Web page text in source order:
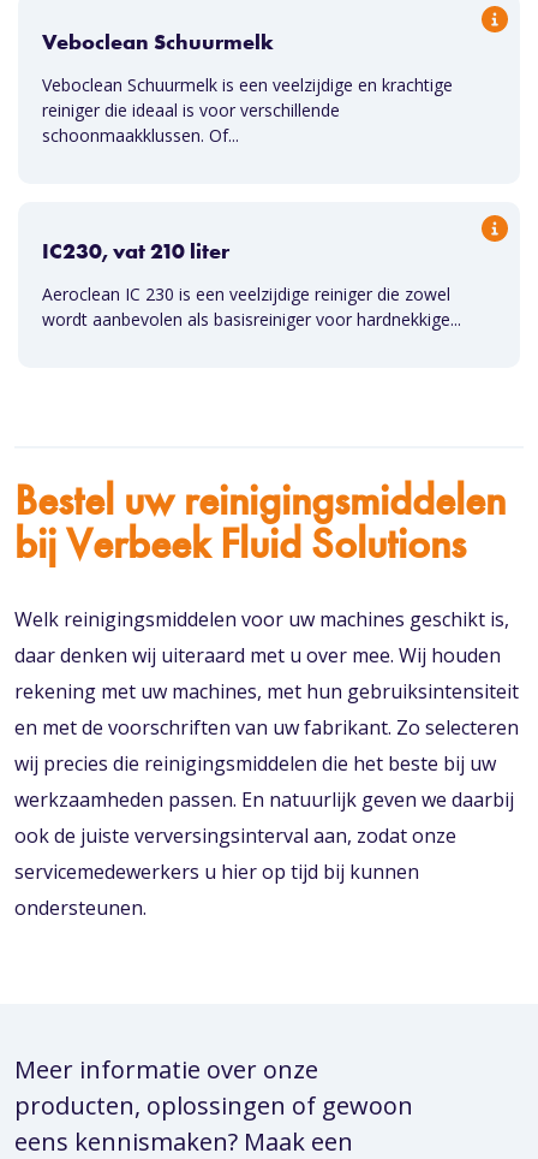
Veboclean Schuurmelk
Veboclean Schuurmelk is een veelzijdige en krachtige
reiniger die ideaal is voor verschillende
schoonmaakklussen. Of...
IC230, vat 210 liter
Aeroclean IC 230 is een veelzijdige reiniger die zowel
wordt aanbevolen als basisreiniger voor hardnekkige...
Bestel uw reinigingsmiddelen
bij Verbeek Fluid Solutions
Welk reinigingsmiddelen voor uw machines geschikt is,
daar denken wij uiteraard met u over mee. Wij houden
rekening met uw machines, met hun gebruiksintensiteit
en met de voorschriften van uw fabrikant. Zo selecteren
wij precies die reinigingsmiddelen die het beste bij uw
werkzaamheden passen. En natuurlijk geven we daarbij
ook de juiste verversingsinterval aan, zodat onze
servicemedewerkers u hier op tijd bij kunnen
ondersteunen.
Meer informatie over onze
producten, oplossingen of gewoon
eens kennismaken? Maak een